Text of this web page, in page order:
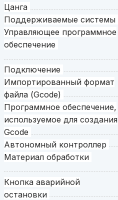
Цанга
Поддерживаемые системы
Управляющее программное
обеспечение
Подключение
Импортированный формат
файла (Gcode)
Программное обеспечение,
используемое для создания
Gcode
Автономный контроллер
Материал обработки
Кнопка аварийной
остановки